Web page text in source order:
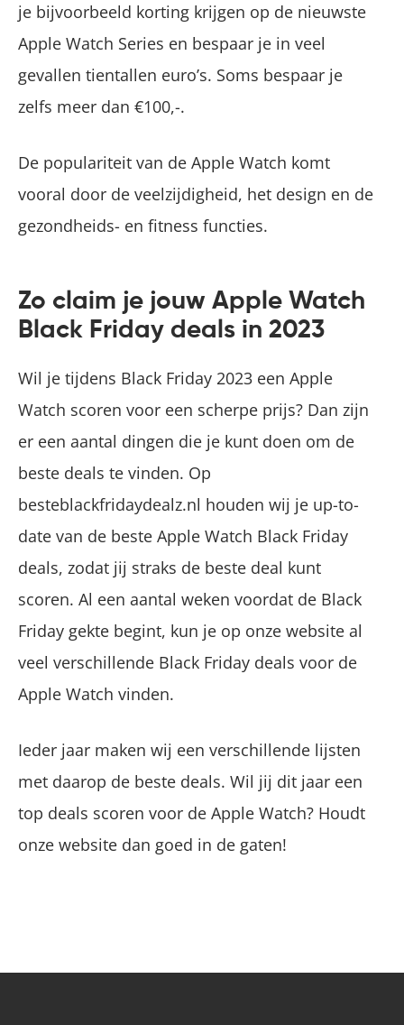
je bijvoorbeeld korting krijgen op de nieuwste
Apple Watch Series en bespaar je in veel
gevallen tientallen euro’s. Soms bespaar je
zelfs meer dan €100,-.
De populariteit van de Apple Watch komt
vooral door de veelzijdigheid, het design en de
gezondheids- en fitness functies.
Zo claim je jouw Apple Watch
Black Friday deals in 2023
Wil je tijdens Black Friday 2023 een Apple
Watch scoren voor een scherpe prijs? Dan zijn
er een aantal dingen die je kunt doen om de
beste deals te vinden. Op
besteblackfridaydealz.nl houden wij je up-to-
date van de beste Apple Watch Black Friday
deals, zodat jij straks de beste deal kunt
scoren. Al een aantal weken voordat de Black
Friday gekte begint, kun je op onze website al
veel verschillende Black Friday deals voor de
Apple Watch vinden.
Ieder jaar maken wij een verschillende lijsten
met daarop de beste deals. Wil jij dit jaar een
top deals scoren voor de Apple Watch? Houdt
onze website dan goed in de gaten!